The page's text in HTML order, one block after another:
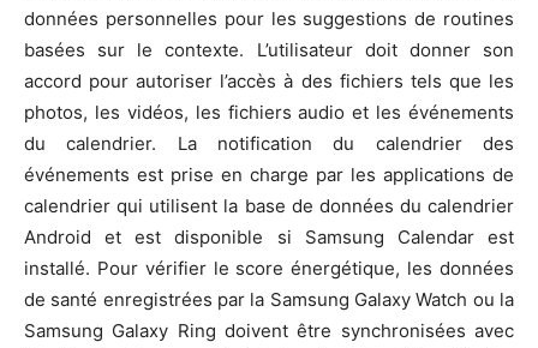
données personnelles pour les suggestions de routines
basées sur le contexte. L’utilisateur doit donner son
accord pour autoriser l’accès à des fichiers tels que les
photos, les vidéos, les fichiers audio et les événements
du calendrier. La notification du calendrier des
événements est prise en charge par les applications de
calendrier qui utilisent la base de données du calendrier
Android et est disponible si Samsung Calendar est
installé. Pour vérifier le score énergétique, les données
de santé enregistrées par la Samsung Galaxy Watch ou la
Samsung Galaxy Ring doivent être synchronisées avec